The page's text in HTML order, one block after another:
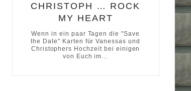
CHRISTOPH … ROCK
MY HEART
Wenn in ein paar Tagen die "Save
the Date" Karten für Vanessas und
Christophers Hochzeit bei einigen
von Euch im…